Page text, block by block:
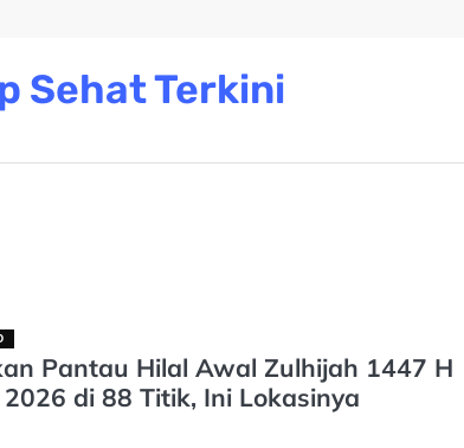
Sehat Terkini
Pantau Hilal Awal Zulhijah 1447 H
di 88 Titik, Ini Lokasinya